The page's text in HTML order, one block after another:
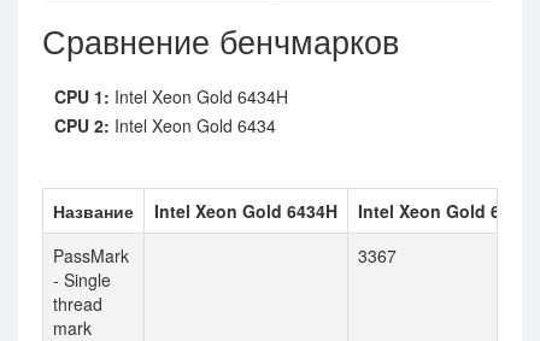
Сравнение бенчмарков
CPU 1: Intel Xeon Gold 6434H
CPU 2: Intel Xeon Gold 6434
Название Intel Xeon Gold 6434H
Intel Xeon Gold 6434
PassMark
- Single
thread
mark
3367